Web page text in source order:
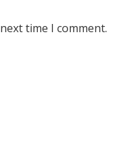
time I comment.